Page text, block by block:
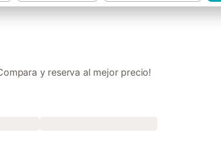
y reserva al mejor precio!